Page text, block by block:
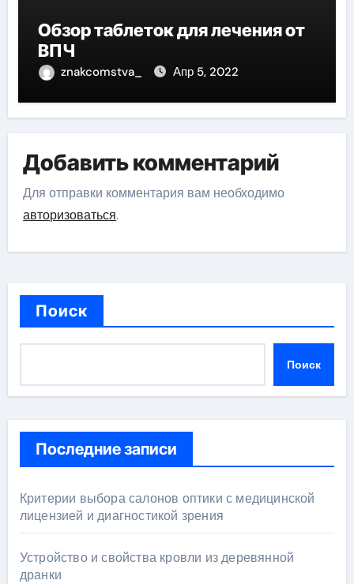
Обзор таблеток для лечения от
ВПЧ
znakcomstva_ Апр 5, 2022
Добавить комментарий
Для отправки комментария вам необходимо
авторизоваться.
Поиск
Поиск
Последние записи
Критерии выбора салонов оптики с медицинской
лицензией и диагностикой зрения
Устройство и свойства кровли из деревянной
дранки